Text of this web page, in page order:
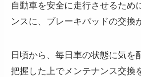
自動車を安全に走行させるため
ンスに、ブレーキパッドの交換
日頃から、毎日車の状態に気を
把握した上でメンテナンス交換